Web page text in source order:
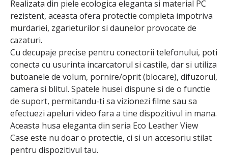
Realizata din piele ecologica eleganta si material PC
rezistent, aceasta ofera protectie completa impotriva
murdariei, zgarieturilor si daunelor provocate de
cazaturi.
Cu decupaje precise pentru conectorii telefonului, poti
conecta cu usurinta incarcatorul si castile, dar si utiliza
butoanele de volum, pornire/oprit (blocare), difuzorul,
camera si blitul. Spatele husei dispune si de o functie
de suport, permitandu-ti sa vizionezi filme sau sa
efectuezi apeluri video fara a tine dispozitivul in mana.
Aceasta husa eleganta din seria Eco Leather View
Case este nu doar o protectie, ci si un accesoriu stilat
pentru dispozitivul tau.